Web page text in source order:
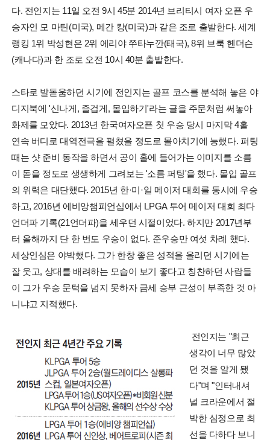
다. 전인지는 11일 오전 9시 45분 2014년 브리티시 여자 오픈 우
승자인 모 마틴(미국), 메간 캉(미국)과 같은 조로 출발한다. 세계
랭킹 1위 박성현은 2위 에리야 쭈타누깐(태국), 8위 브룩 헨더슨
(캐나다)과 한 조로 오전 10시 40분 출발한다.
스타로 발돋움하던 시기에 전인지는 골프 코스를 분석해 놓은 야
디지북에 '신나게, 즐겁게, 몰입하기'라는 글을 주문처럼 써놓아
화제를 모았다. 2013년 한국여자오픈 첫 우승 당시 마지막 4홀
연속 버디로 대역전극을 펼쳤을 정도로 몰아치기에 능했다. 퍼팅
때는 샷 준비 동작을 하면서 공이 홀에 들어가는 이미지를 소름
이 돋을 정도로 생생하게 그려보는 '소름 퍼팅'을 했다. 몰입 골프
의 위력은 대단했다. 2015년 한·미·일 메이저 대회를 동시에 우승
하고, 2016년 에비앙챔피언십에서 LPGA 투어 메이저 대회 최다
언더파 기록(21언더파)을 세우던 시절이었다. 하지만 2017년부
터 올해까지 단 한 번도 우승이 없다. 준우승만 여섯 차례 했다.
세상인심은 야박했다. 그가 한창 좋은 성적을 올리던 시기에는
잘 웃고, 상대를 배려하는 모습이 보기 좋다고 칭찬하던 사람들
이 그가 우승 문턱을 넘지 못하자 금세 승부 근성이 부족한 것 아
니냐고 지적했다.
전인지는 "최근
생각이 너무 많았
던 것을 알게 됐
다"며 "인터내셔
널 크라운에서 절
박한 심정으로 최
선을 다하다 보니